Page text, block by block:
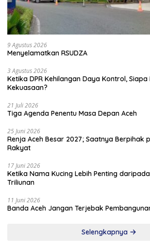
9 Agustus 2026
Menyelamatkan RSUDZA
3 Agustus 2026
Ketika DPR Kehilangan Daya Kontrol, Siapa
Kekuasaan?
21 Juli 2026
Tiga Agenda Penentu Masa Depan Aceh
25 Juni 2026
Renja Aceh Besar 2027; Saatnya Berpihak
Rakyat
17 Juni 2026
Ketika Nama Kucing Lebih Penting
Triliunan
11 Juni 2026
Banda Aceh Jangan Terjebak
Selengkapnya